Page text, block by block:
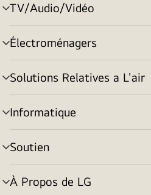
TV/Audio/Vidéo
menu
basculement
Électroménagers
menu
basculement
Solutions Relatives a L'air
menu
basculement
Informatique
menu
basculement
Soutien
menu
basculement
À Propos de LG
menu